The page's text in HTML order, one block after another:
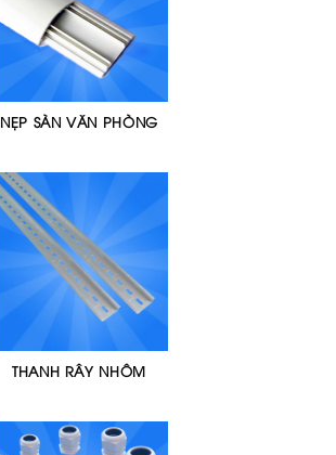
NẸP SÀN VĂN PHÒNG
THANH RÂY NHÔM